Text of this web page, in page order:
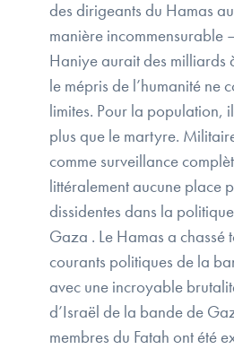
des dirigeants du Hamas
manière incommensurable
Haniye aurait des milliards
le mépris de l’humanité ne
limites. Pour la population,
plus que le martyre.
comme surveillance
littéralement aucune place
dissidentes dans la
Gaza . Le Hamas a chassé
courants politiques de la
avec une incroyable
d’Israël de la bande de
membres du Fatah ont été